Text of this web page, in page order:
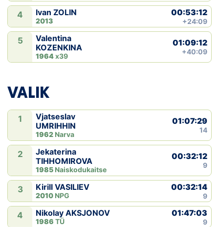
4 Ivan ZOLIN
2013
00:53:12
+24:09
5
Valentina
KOZENKINA
1964x39
01:09:12
+40:09
VALIK
1
Vjatseslav
UMRIHHIN
1962 Narva
01:07:29
14
2
Jekaterina
TIHHOMIROVA
1985 Naiskodukaitse
00:32:12
9
3 Kirill VASILIEV
2010 NPG
00:32:14
9
4 Nikolay AKSJONOV
1986 TÜ
01:47:03
9